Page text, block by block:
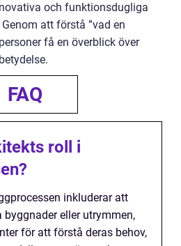
och funktionsdugliga
att förstå ”vad en
få en överblick över
FAQ
roll i
inkluderar att
byggnader eller utrymmen,
för att förstå deras behov,